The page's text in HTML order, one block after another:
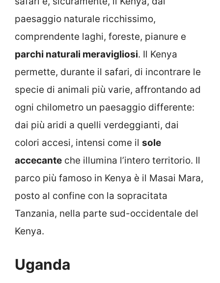
paesaggio naturale ricchissimo,
comprendente laghi, foreste, pianure e
parchi naturali meravigliosi. Il Kenya
permette, durante il safari, di incontrare le
specie di animali più varie, affrontando ad
ogni chilometro un paesaggio differente:
dai più aridi a quelli verdeggianti, dai
colori accesi, intensi come il sole
accecante che illumina l’intero territorio. Il
parco più famoso in Kenya è il Masai Mara,
posto al confine con la sopracitata
Tanzania, nella parte sud-occidentale del
Kenya.
Uganda